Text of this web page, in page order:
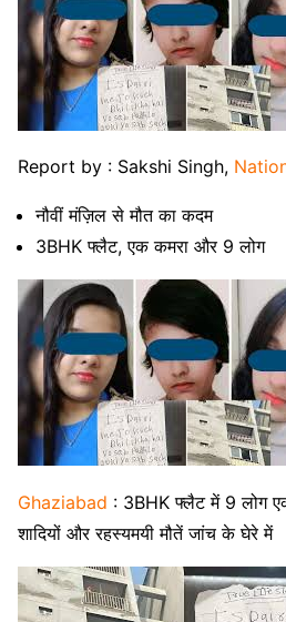
Report by : Sakshi Singh,
नौवीं मंज़िल से मौत का कदम
3BHK फ्लैट, एक कमरा और 9 लोग
Ghaziabad : 3BHK फ्लैट में 9 लोग
शादियों और रहस्यमयी मौतें जांच के घेरे में